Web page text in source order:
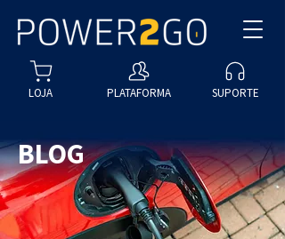
PLATAFORMA SUPORTE
LOJA
BLOG